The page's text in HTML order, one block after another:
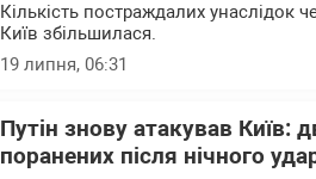
Кількість постраждалих унаслідок
Київ збільшилася.
19 липня, 06:31
Путін знову атакував Київ:
поранених після нічного